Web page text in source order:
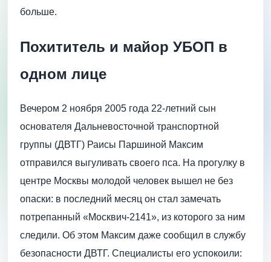
больше.
Похититель и майор УБОП в
одном лице
Вечером 2 ноября 2005 года 22-летний сын
основателя Дальневосточной транспортной
группы (ДВТГ) Раисы Паршиной Максим
отправился выгуливать своего пса. На прогулку в
центре Москвы молодой человек вышел не без
опаски: в последний месяц он стал замечать
потрепанный «Москвич-2141», из которого за ним
следили. Об этом Максим даже сообщил в службу
безопасности ДВТГ. Специалисты его успокоили: